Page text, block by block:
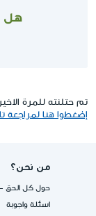
هل
تم حتلنته للمرة الاخيرة في ־2
إضغطوا هنا لمراجعة
من نحن؟
حول كل الحق
اسئلة واجوبة